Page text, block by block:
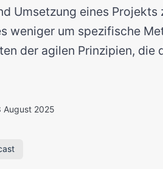
Umsetzung eines
weniger um spezifische
der agilen Prinzipien,
August 2025